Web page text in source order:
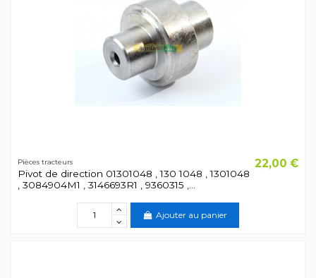
Pièces tracteurs
Pivot de direction 01301048 , 130 1048 , 1301048
, 3084904M1 , 3146693R1 , 9360315 ,...
22,00 €
Ajouter au panier